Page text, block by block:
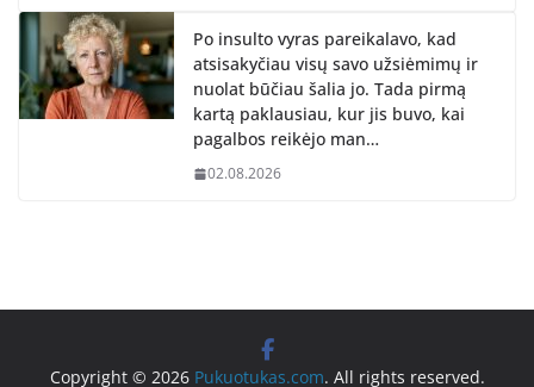
Po insulto vyras pareikalavo, kad
atsisakyčiau visų savo užsiėmimų ir
nuolat būčiau šalia jo. Tada pirmą
kartą paklausiau, kur jis buvo, kai
pagalbos reikėjo man…
02.08.2026
Copyright © 2026 Pukuotukas.com. All rights reserved.